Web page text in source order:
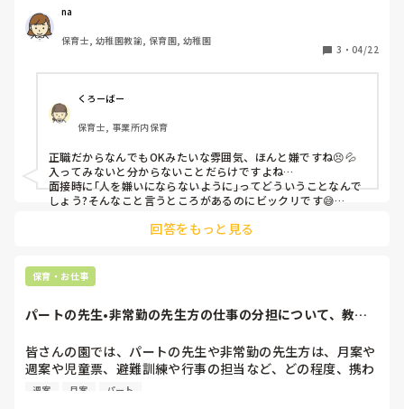
児どうやって入力しろと？笑
正職も午睡してる部屋には誰か一人いなきゃいけないからい
てもらっていいー？とか言う割に、
自分らが午睡室にいる時だけ抜け出して部屋誰もいない状態
作って？え？何がしたいんですか？
主任はポンコツ過ぎて自分が言った事も忘れるし、
言われてないことは言ったと主張するし。
無駄な仕事は増やすし、そのくせ自分でやろうとしないし、
舐め腐ってるんですか？自分でやった事に
責任を持てないような奴を主任として置いて大丈夫なんです
か？その事園長は見て見ぬふりですか？
面接で言われた『人は嫌いにならないように』は
今日なんか正職の皆さん何してたんですか？
りでやってたんですけど？
1人はパソコンとにらめっこ。1人は誕生表作り？
むしろうちは1人で出来るのになんでうちより年数も長いあ
(因みに4月のほとんどをヘルプで1歳児を見てました)
こっちは1人で6人とか見てるんですけど？なんの為に
いるんですか？やる気ないなら出てって？
na
保育士, 幼稚園教諭, 保育園, 幼稚園
3 ・ 04/22
くろーばー
保育士, 事業所内保育
正職だからなんでもOKみたいな雰囲気、ほんと嫌ですね😣💦
入ってみないと分からないことだらけですよね…
面接時に｢人を嫌いにならないように｣ってどういうことなんで
しょう?そんなこと言うところがあるのにビックリです😅
手続きとかいろいろ大変だと思いますが、早いうちに転職活動
回答をもっと見る
保育・お仕事
パートの先生•非常勤の先生方の仕事の分担について、教え
皆さんの園では、パートの先生や非常勤の先生方は、月案や
週案や児童票、避難訓練や行事の担当など、どの程度、携わ
っていますか？
週案 月案 パート